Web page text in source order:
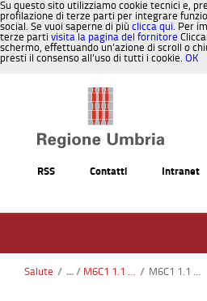
Su questo sito utilizziamo cookie tecnici e,
profilazione di terze parti per integrare
social. Se vuoi saperne di più clicca qui. Per
terze parti visita la pagina del fornitore
schermo, effettuando un’azione di scroll o
presti il consenso all’uso di tutti i cookie. OK
RSS Contatti Intranet
Salute / M6C1 1.1 “Case della Comunità e presa in carico della persona" / M6C1 1.1 “Case della Comunità e presa in carico della persona" - Nocera (AUSL2)